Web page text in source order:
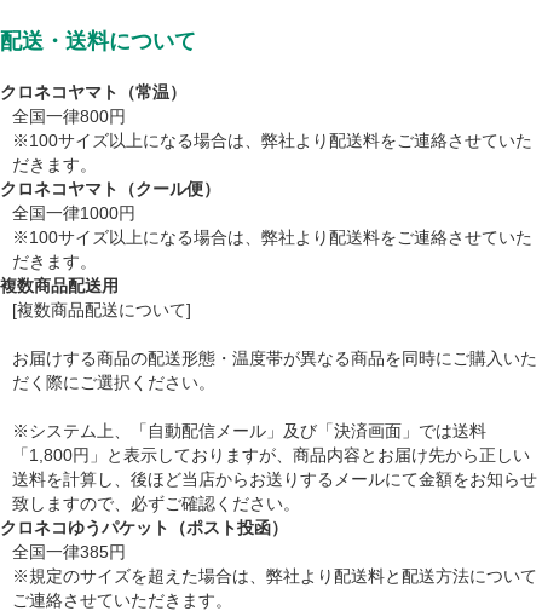
配送・送料について
クロネコヤマト（常温）
全国一律800円
※100サイズ以上になる場合は、弊社より配送料をご連絡させていた
だきます。
クロネコヤマト（クール便）
全国一律1000円
※100サイズ以上になる場合は、弊社より配送料をご連絡させていた
だきます。
複数商品配送用
[複数商品配送について]
お届けする商品の配送形態・温度帯が異なる商品を同時にご購入いた
だく際にご選択ください。
※システム上、「自動配信メール」及び「決済画面」では送料
「1,800円」と表示しておりますが、商品内容とお届け先から正しい
送料を計算し、後ほど当店からお送りするメールにて金額をお知らせ
致しますので、必ずご確認ください。
クロネコゆうパケット（ポスト投函）
全国一律385円
※規定のサイズを超えた場合は、弊社より配送料と配送方法について
ご連絡させていただきます。